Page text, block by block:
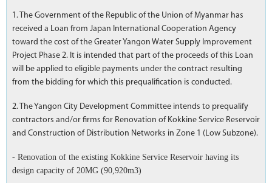
1. The Government of the Republic of the Union of Myanmar has
received a Loan from Japan International Cooperation Agency
toward the cost of the Greater Yangon Water Supply Improvement
Project Phase 2. It is intended that part of the proceeds of this Loan
will be applied to eligible payments under the contract resulting
from the bidding for which this prequalification is conducted.
2. The Yangon City Development Committee intends to prequalify
contractors and/or firms for Renovation of Kokkine Service Reservoir
and Construction of Distribution Networks in Zone 1 (Low Subzone).
- Renovation of the existing Kokkine Service Reservoir having its
design capacity of 20MG (90,920m3)